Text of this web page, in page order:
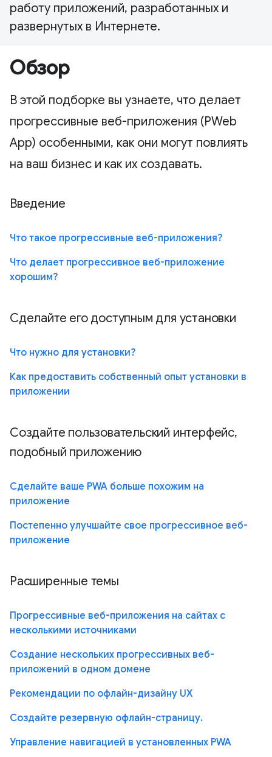
работу приложений, разработанных и
развернутых в Интернете.
Обзор
В этой подборке вы узнаете, что делает
прогрессивные веб-приложения (PWeb
App) особенными, как они могут повлиять
на ваш бизнес и как их создавать.
Введение
Что такое прогрессивные веб-приложения?
Что делает прогрессивное веб-приложение
хорошим?
Сделайте его доступным для установки
Что нужно для установки?
Как предоставить собственный опыт установки в
приложении
Создайте пользовательский интерфейс,
подобный приложению
Сделайте ваше PWA больше похожим на
приложение
Постепенно улучшайте свое прогрессивное веб-
приложение
Расширенные темы
Прогрессивные веб-приложения на сайтах с
несколькими источниками
Создание нескольких прогрессивных веб-
приложений в одном домене
Рекомендации по офлайн-дизайну UX
Создайте резервную офлайн-страницу.
Управление навигацией в установленных PWA